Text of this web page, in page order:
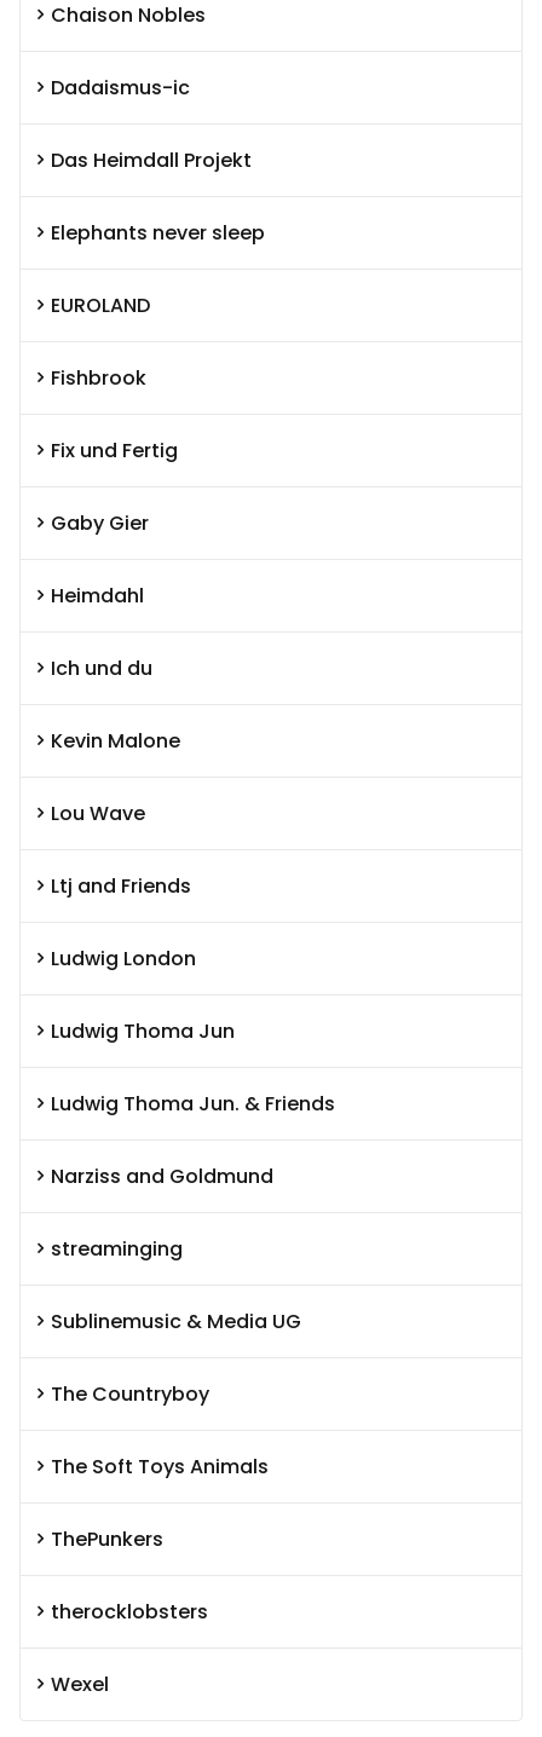
Chaison Nobles
Dadaismus-ic
Das Heimdall Projekt
Elephants never sleep
EUROLAND
Fishbrook
Fix und Fertig
Gaby Gier
Heimdahl
Ich und du
Kevin Malone
Lou Wave
Ltj and Friends
Ludwig London
Ludwig Thoma Jun
Ludwig Thoma Jun. & Friends
Narziss and Goldmund
streaminging
Sublinemusic & Media UG
The Countryboy
The Soft Toys Animals
ThePunkers
therocklobsters
Wexel